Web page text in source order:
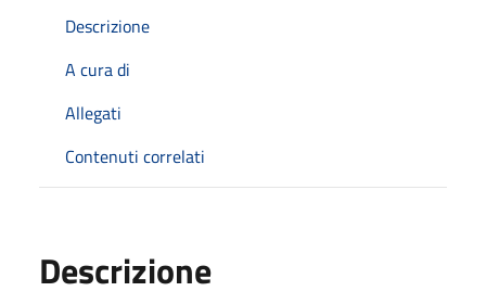
Descrizione
A cura di
Allegati
Contenuti correlati
Descrizione